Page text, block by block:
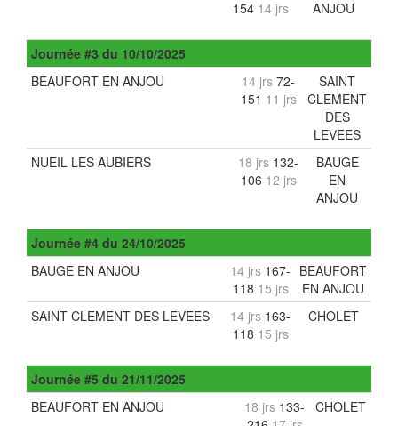
154 14 jrs
ANJOU
Journée #3 du 10/10/2025
BEAUFORT EN ANJOU
14 jrs 72-
151 11 jrs
SAINT
CLEMENT
DES
LEVEES
NUEIL LES AUBIERS
18 jrs 132-
106 12 jrs
BAUGE
EN
ANJOU
Journée #4 du 24/10/2025
BAUGE EN ANJOU
14 jrs 167-
118 15 jrs
BEAUFORT
EN ANJOU
SAINT CLEMENT DES LEVEES
14 jrs 163-
118 15 jrs
CHOLET
Journée #5 du 21/11/2025
BEAUFORT EN ANJOU
18 jrs 133-
CHOLET